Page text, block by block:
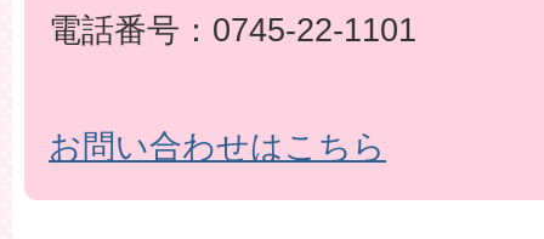
電話番号：0745-22-1101
お問い合わせはこちら